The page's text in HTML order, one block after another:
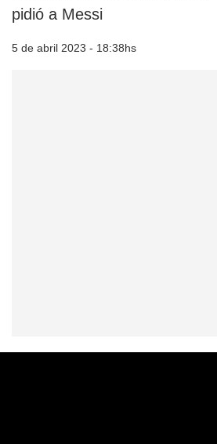
pidió a Messi
5 de abril 2023 - 18:38hs